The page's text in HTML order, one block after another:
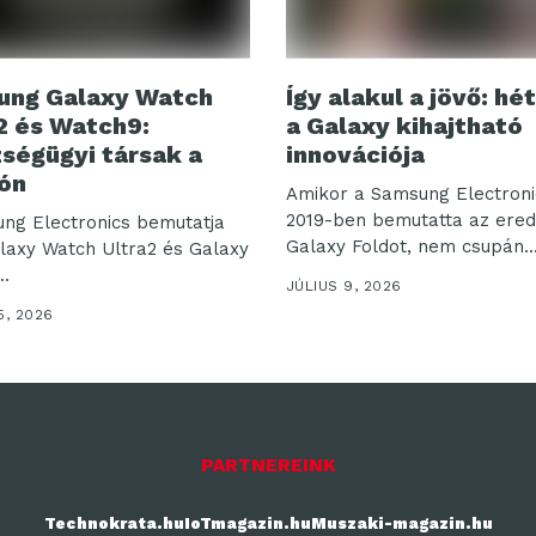
Galaxy Watch
és Watch9:
társak a
Electronics bemutatja
Watch Ultra2 és Galaxy
2026
Így alakul a jövő:
a Galaxy kihajtható
innovációja
Amikor a Samsung
2019-ben bemutatta az
Galaxy Foldot, nem
JÚLIUS 9, 2026
PARTNEREINK
Technokrata.huIoTmagazin.huMuszaki-magazin.hu